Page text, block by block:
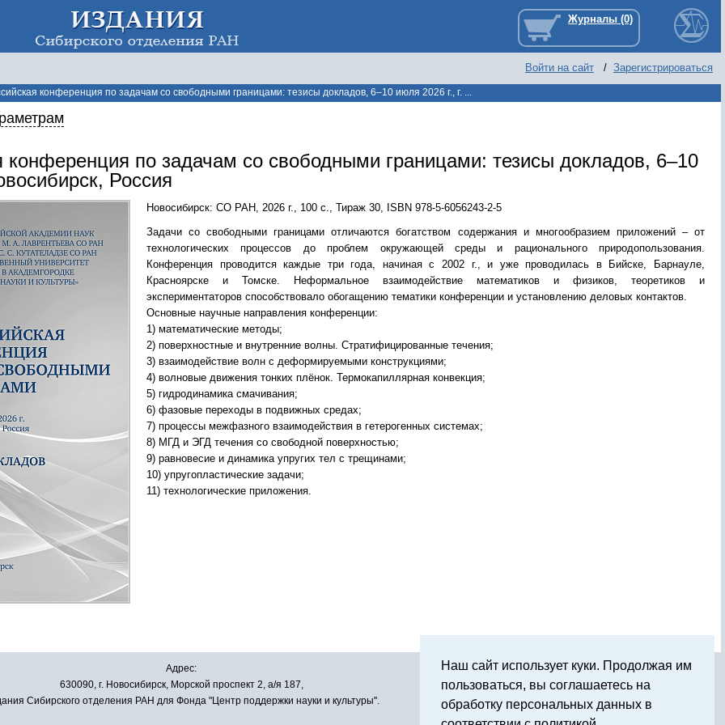
Войти на сайт / Зарегистрироваться
конференция по задачам со свободными границами: тезисы докладов, 6–10 июля 2026 г., г. ...
конференция по задачам со свободными границами: тезисы докладов, 6–10
Россия
Новосибирск: СО РАН, 2026 г., 100 с., Тираж 30, ISBN 978-5-6056243-2-5
Задачи со свободными границами отличаются богатством содержания и многообразием приложений – от
технологических процессов до проблем окружающей среды и рационального природопользования.
Конференция проводится каждые три года, начиная с 2002 г., и уже проводилась в Бийске, Барнауле,
Красноярске и Томске. Неформальное взаимодействие математиков и физиков, теоретиков и
экспериментаторов способствовало обогащению тематики конференции и установлению деловых контактов.
Основные научные направления конференции:
1) математические методы;
2) поверхностные и внутренние волны. Стратифицированные течения;
3) взаимодействие волн с деформируемыми конструкциями;
4) волновые движения тонких плёнок. Термокапиллярная конвекция;
5) гидродинамика смачивания;
6) фазовые переходы в подвижных средах;
7) процессы межфазного взаимодействия в гетерогенных системах;
8) МГД и ЭГД течения со свободной поверхностью;
9) равновесие и динамика упругих тел с трещинами;
10) упругопластические задачи;
11) технологические приложения.
Адрес:
630090, г. Новосибирск, Морской проспект 2, а/я 187,
Сибирского отделения РАН для Фонда "Центр поддержки науки и культуры".
Наш сайт использует куки. Продолжая им
пользоваться, вы соглашаетесь на
обработку персональных данных в